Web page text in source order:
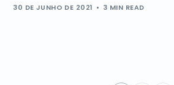
30 DE JUNHO DE 2021 3 MIN READ